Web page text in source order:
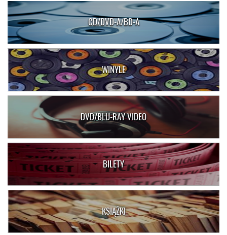
CD/DVD-A/BD-A
WINYLE
DVD/BLU-RAY VIDEO
BILETY
KSIĄŻKI